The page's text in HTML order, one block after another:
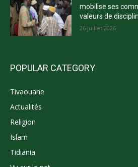
mobilise ses
valeurs de
26 juillet 2026
POPULAR CATEGORY
Tivaouane
Actualités
Religion
Islam
Tidiania